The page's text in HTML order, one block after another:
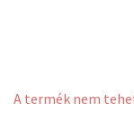
A termék nem